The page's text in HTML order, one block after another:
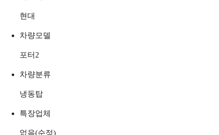
현대
차량모델
포터2
차량분류
냉동탑
특장업체
없음(순정)